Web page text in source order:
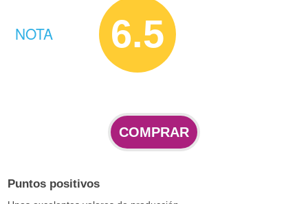
NOTA 6.5
COMPRAR
Puntos positivos